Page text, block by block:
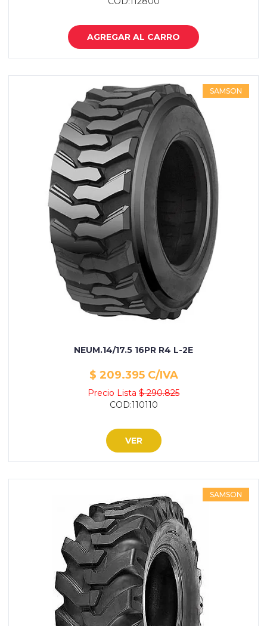
AGREGAR AL CARRO
SAMSON
NEUM.14/17.5 16PR R4 L-2E
$ 209.395 C/IVA
Precio Lista $ 290.825
COD:110110
VER
SAMSON